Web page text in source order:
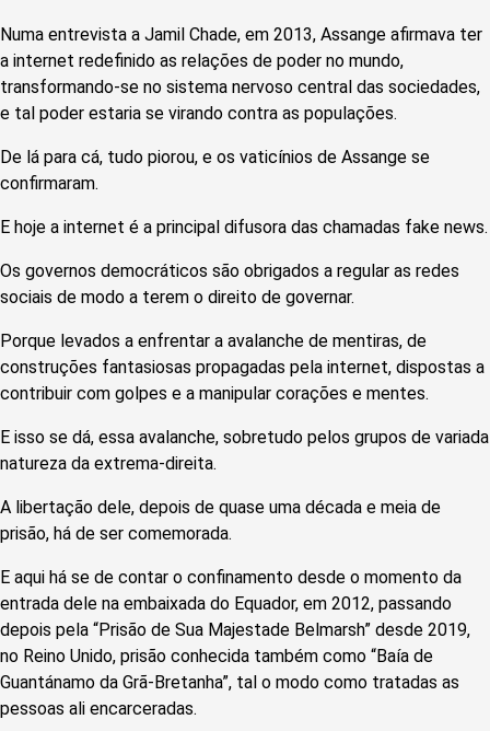
Numa entrevista a Jamil Chade, em 2013, Assange afirmava ter
a internet redefinido as relações de poder no mundo,
transformando-se no sistema nervoso central das sociedades,
e tal poder estaria se virando contra as populações.
De lá para cá, tudo piorou, e os vaticínios de Assange se
confirmaram.
E hoje a internet é a principal difusora das chamadas fake news.
Os governos democráticos são obrigados a regular as redes
sociais de modo a terem o direito de governar.
Porque levados a enfrentar a avalanche de mentiras, de
construções fantasiosas propagadas pela internet, dispostas a
contribuir com golpes e a manipular corações e mentes.
E isso se dá, essa avalanche, sobretudo pelos grupos de variada
natureza da extrema-direita.
A libertação dele, depois de quase uma década e meia de
prisão, há de ser comemorada.
E aqui há se de contar o confinamento desde o momento da
entrada dele na embaixada do Equador, em 2012, passando
depois pela “Prisão de Sua Majestade Belmarsh” desde 2019,
no Reino Unido, prisão conhecida também como “Baía de
Guantánamo da Grã-Bretanha”, tal o modo como tratadas as
pessoas ali encarceradas.